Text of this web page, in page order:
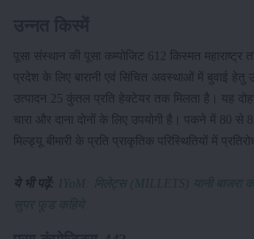
पूसा संस्थान की पूसा कम्पोजिट 612 किस्मत
प्रदेश के लिए बारानी एवं सिंचित अवस्थाओं में बुवाई
उत्पादन 25 कुंतल प्रति हेक्टेयर तक मिलता है। यह
चारा और दाना दोनों के लिए उपयोगी है। पकने में 80 से
मिल्ड्यू बीमारी के प्रति प्राकृतिक परिस्थितियों में
ये भी पढ़ें: IYoM: मिलेट्स (MILLETS) यानी बाजरा
सुपर फूड कहिये